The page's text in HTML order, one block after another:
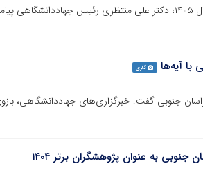
به مناسبت فرارسیدن عید سعید فطر و آغاز سال ۱۴۰۵، دکتر علی منتظری رئیس
با آیه‌ها گالری
جنوبی گفت: خبرگزاری‌های جهاددانشگاهی،
به عنوان پژوهشگران برتر ۱۴۰۴